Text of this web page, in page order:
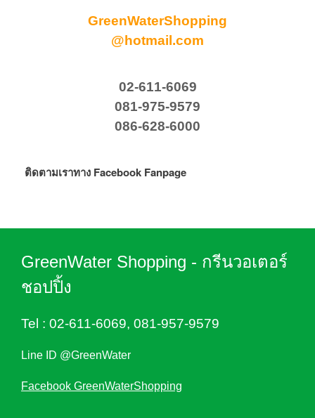
GreenWaterShopping
@hotmail.com
02-611-6069
081-975-9579
086-628-6000
ติดตามเราทาง Facebook Fanpage
GreenWater Shopping - กรีนวอเตอร์
ชอปปิ้ง
Tel : 02-611-6069, 081-957-9579
Line ID @GreenWater
Facebook GreenWaterShopping